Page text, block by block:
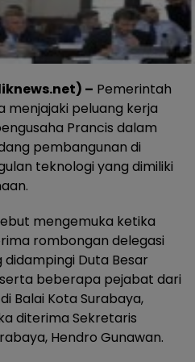
– Pemerintah
menjajaki peluang kerja
Prancis dalam
pembangunan di
teknologi yang dimiliki
mengemuka ketika
rombongan delegasi
Duta Besar
beberapa pejabat dari
Balai Kota Surabaya,
diterima Sekretaris
Hendro Gunawan.